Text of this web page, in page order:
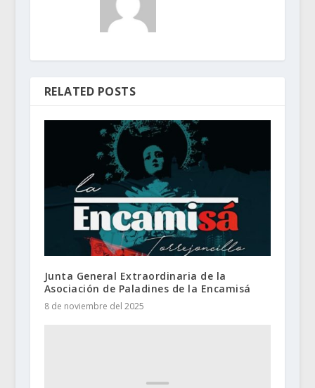
RELATED POSTS
Junta General Extraordinaria de la
Asociación de Paladines de la Encamisá
8 de noviembre del 2025